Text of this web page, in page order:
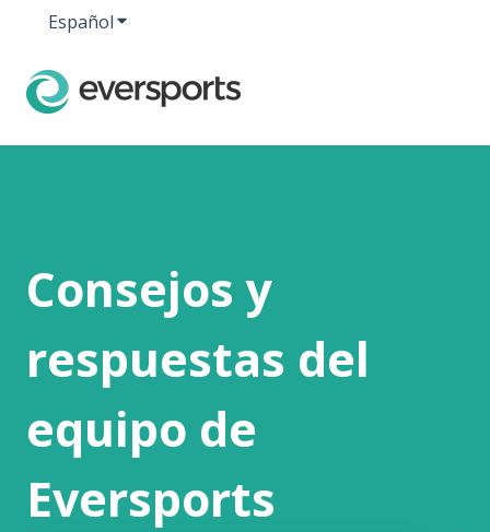
EspañolTraducciones de Mostrar submenú de
Consejos y
respuestas del
equipo de
Eversports